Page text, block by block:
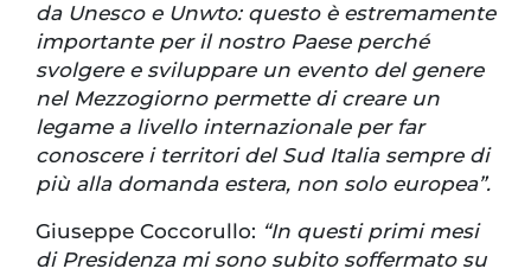
da Unesco e Unwto: questo è estremamente
importante per il nostro Paese perché
svolgere e sviluppare un evento del genere
nel Mezzogiorno permette di creare un
legame a livello internazionale per far
conoscere i territori del Sud Italia sempre di
più alla domanda estera, non solo europea”.
Giuseppe Coccorullo: “In questi primi mesi
di Presidenza mi sono subito soffermato su